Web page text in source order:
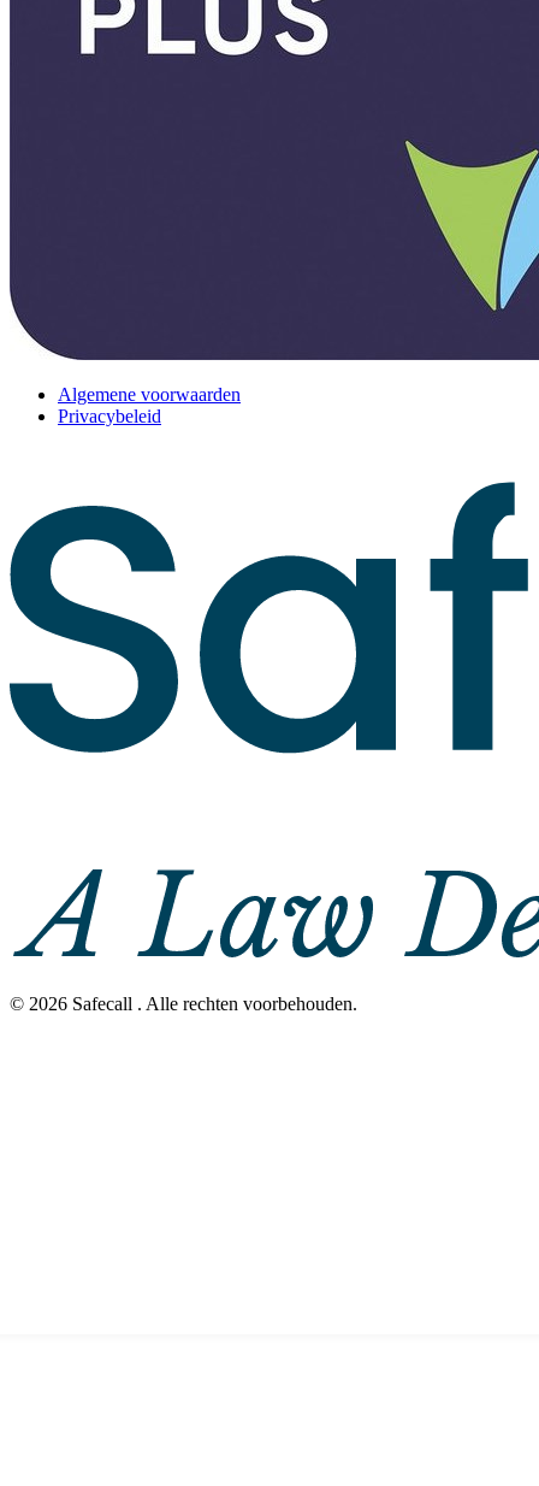
Algemene voorwaarden
Privacybeleid
© 2026 Safecall . Alle rechten voorbehouden.